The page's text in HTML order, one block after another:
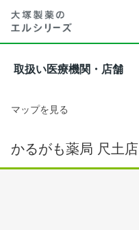
取扱い医療機関・店舗
マップを見る
かるがも薬局 尺土店